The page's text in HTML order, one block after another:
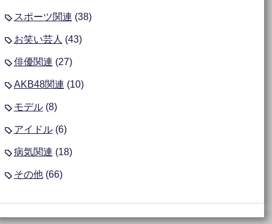
スポーツ関連 (38)
お笑い芸人 (43)
俳優関連 (27)
AKB48関連 (10)
モデル(8)
アイドル(6)
病気関連 (18)
その他(66)